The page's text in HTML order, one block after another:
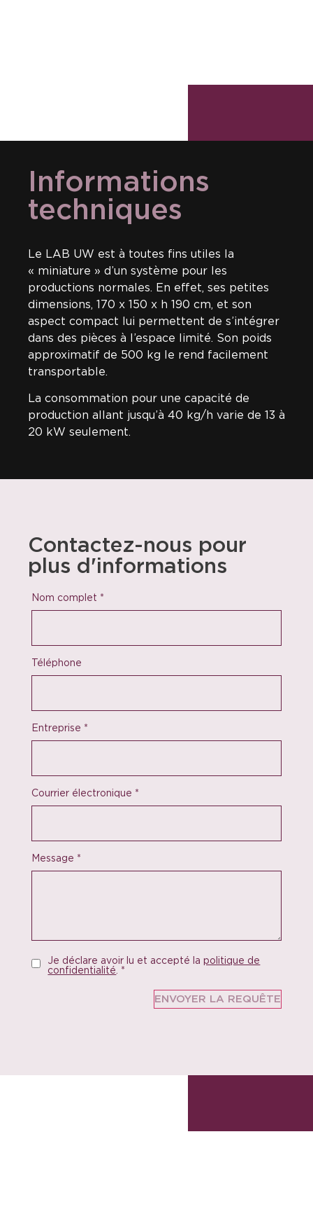
Informations
techniques
Le LAB UW est à toutes fins utiles la
« miniature » d’un système pour les
productions normales. En effet, ses petites
dimensions, 170 x 150 x h 190 cm, et son
aspect compact lui permettent de s’intégrer
dans des pièces à l’espace limité. Son poids
approximatif de 500 kg le rend facilement
transportable.
La consommation pour une capacité de
production allant jusqu’à 40 kg/h varie de 13 à
20 kW seulement.
Contactez-nous pour
plus d'informations
Nom complet *
Téléphone
Entreprise *
Courrier électronique *
Message *
Je déclare avoir lu et accepté lapolitique de
confidentialité
*